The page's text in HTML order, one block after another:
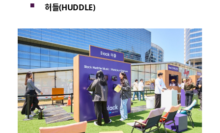
허들(HUDDLE)